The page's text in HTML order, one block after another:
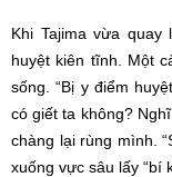
Khi Tajima vừa
huyệt kiên tĩnh. Một
sống. “Bị y điểm huyệt
có giết ta không?
chàng lại rùng mình .
xuống vực sâu lấy “bí